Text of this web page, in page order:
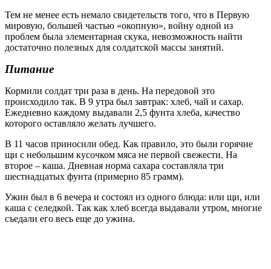
Тем не менее есть немало свидетельств того, что в Первую
мировую, большей частью «окопную», войну одной из
проблем была элементарная скука, невозможность найти
достаточно полезных для солдатской массы занятий.
Питание
Кормили солдат три раза в день. На передовой это
происходило так. В 9 утра был завтрак: хлеб, чай и сахар.
Ежедневно каждому выдавали 2,5 фунта хлеба, качество
которого оставляло желать лучшего.
В 11 часов приносили обед. Как правило, это были горячие
щи с небольшим кусочком мяса не первой свежести. На
второе – каша. Дневная норма сахара составляла три
шестнадцатых фунта (примерно 85 грамм).
Ужин был в 6 вечера и состоял из одного блюда: или щи, или
каша с селедкой. Так как хлеб всегда выдавали утром, многие
съедали его весь еще до ужина.